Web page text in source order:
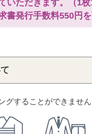
いただきます。（1枚
書発行手数料550円を
グすることができません